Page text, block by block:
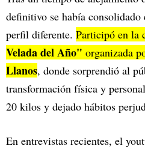
definitivo se había
perfil diferente. Participó en la
Velada del Año" organizada
Llanos, donde sorprendió al
transformación física y
20 kilos y dejado hábitos
En entrevistas recientes, el